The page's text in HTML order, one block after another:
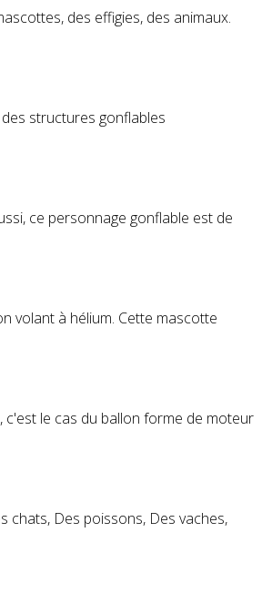
des effigies, des animaux.
structures gonflables
ce personnage gonflable est de
volant à hélium. Cette mascotte
le cas du ballon forme de moteur
chats, Des poissons, Des vaches,